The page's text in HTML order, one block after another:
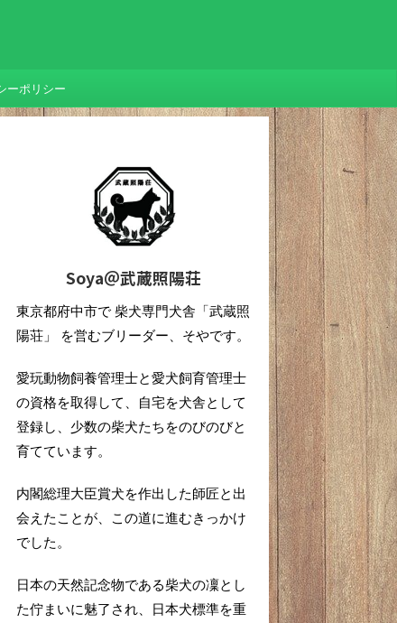
ーポリシー
Soya＠武蔵照陽荘
東京都府中市で 柴犬専門犬舎「武蔵照
陽荘」 を営むブリーダー、そやです。
愛玩動物飼養管理士と愛犬飼育管理士
の資格を取得して、自宅を犬舎として
登録し、少数の柴犬たちをのびのびと
育てています。
内閣総理大臣賞犬を作出した師匠と出
会えたことが、この道に進むきっかけ
でした。
日本の天然記念物である柴犬の凜とし
た佇まいに魅了され、日本犬標準を重